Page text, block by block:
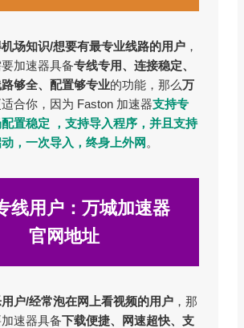
场知识/想要有最专业线路的用户 ，
加速器具备专线专用、连接稳定、
够全、配置够专业的功能，那么万
合你，因为 Faston 加速器支持专
置稳定 ，支持导入程序，并且支持
，一次导入，终身上外网 。
线用户：万城加速器
官网地址
户/经常泡在网上看视频的用户 ，那
速器具备下载便捷、网速超快、支